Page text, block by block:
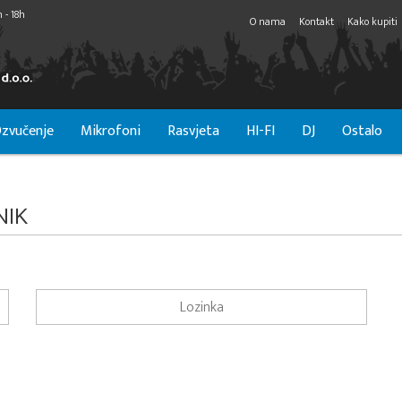
- 18h O nama Kontakt Kako kupiti
Mikrofoni Rasvjeta HI-FI DJ Ostalo